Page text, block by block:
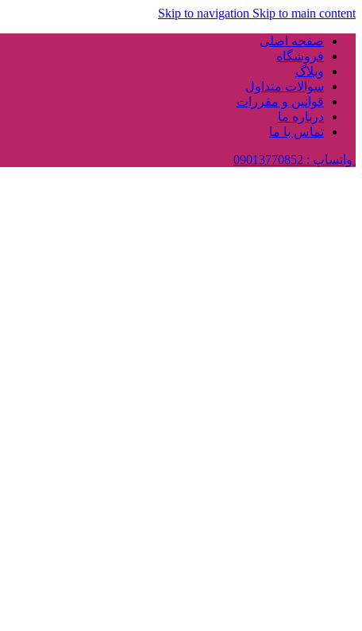
Skip to navigation Skip to main content
صفحه اصلی
فروشگاه
وبلاگ
سوالات متداول
قوانین و مقررات
درباره ما
تماس با ما
واتساپ : 09013770852